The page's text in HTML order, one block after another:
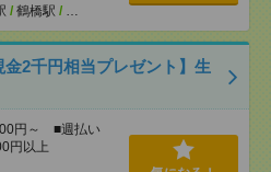
/ 鶴橋駅 / …
2千円相当プレゼント】生
円～ ■週払い
円以上